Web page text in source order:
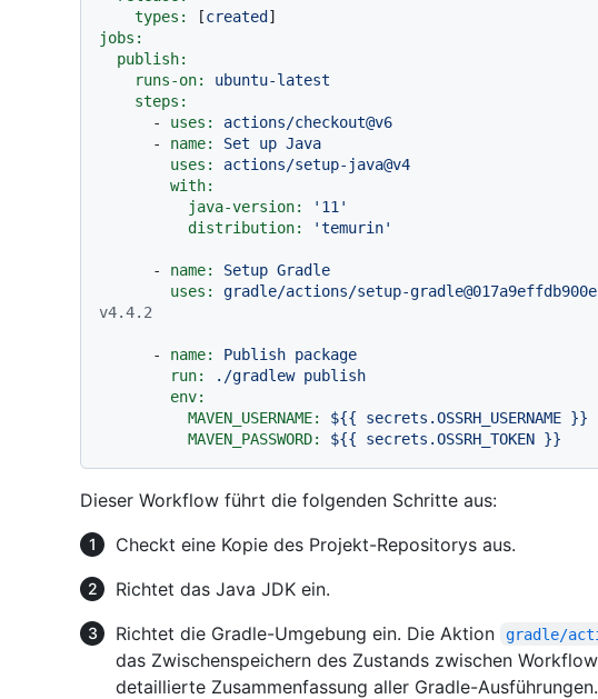
types:
[created
jobs:
publish:
runs-on:
ubuntu-latest
steps:
-
uses:
actions/checkout@v6
-
name: Set up Java
uses:
actions/setup-java@v4
with:
java-version:
'11'
distribution:
'temurin'
- name: Setup Gradle
uses:
gradle/actions/setup-
v4.4.2
- name: Publish package
run:
./gradlew publish
env:
MAVEN_USERNAME:
${{ secrets.OSSRH_USERNAME }}
MAVEN_PASSWORD:
${{ secrets.OSSRH_TOKEN }}
Dieser Workflow führt die folgenden Schritte aus:
Checkt eine Kopie des Projekt-Repositorys aus.
Richtet das Java JDK ein.
Richtet die Gradle-Umgebung ein. Die Aktion
gradle/
das Zwischenspeichern des Zustands zwischen
detaillierte Zusammenfassung aller Gradle-Ausführungen.